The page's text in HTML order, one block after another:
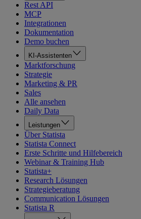
Rest API
MCP
Integrationen
Dokumentation
Demo buchen
KI-Assistenten
Marktforschung
Strategie
Marketing & PR
Sales
Alle ansehen
Daily Data
Leistungen
Über Statista
Statista Connect
Erste Schritte und Hilfebereich
Webinar & Training Hub
Statista+
Research Lösungen
Strategieberatung
Communication Lösungen
Statista R